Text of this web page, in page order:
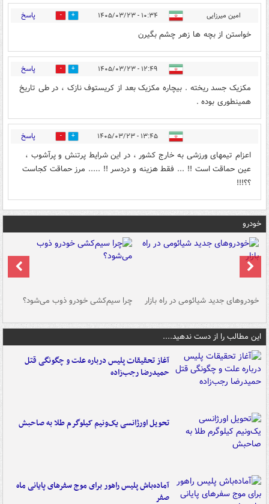
امین میرزایی ۱۰:۳۴ - ۱۴۰۵/۰۳/۲۳ 0 پاسخ
خواستن از بچه ها زهر چشم بگیرن
۱۲:۴۹ - ۱۴۰۵/۰۳/۲۳ 1 پاسخ
مکزیک جسد ریخته . بیچاره مکزیک بعد از کریستوف نازک ، در طی تاریخ
همینطوری بوده .
۱۳:۴۵ - ۱۴۰۵/۰۳/۲۳ 1 پاسخ
اعزام تیمهای ورزشی به خارج کشور ، در این شرایط پرتنش و پرآشوب ،
عین حماقت است !! ... فقط هزینه و دردسر !! ..... مرز حماقت کجاست
؟؟!!!
خودرو
خودروهای جدید شیائومی در راه بازار چرا سیم‌کشی خودرو ذوب می‌شود؟
این مطالب را از دست ندهید....
آغاز تحقیقات پلیس درباره علت و چگونگی قتل
حمیدرضا رجب‌زاده
تحویل اورژانسی یک‌ونیم کیلوگرم طلا به صاحبش
آماده‌باش پلیس راهور برای موج سفرهای پایانی ماه
صفر